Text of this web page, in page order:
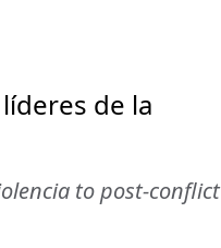
de la
to post-conflict